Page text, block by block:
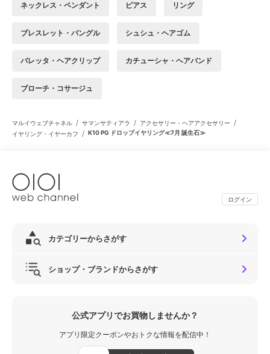
ネックレス・ペンダント ピアス リング
ブレスレット・バングル シュシュ・ヘアゴム
バレッタ・ヘアクリップ カチューシャ・ヘアバンド
ブローチ・コサージュ
マルイウェブチャネル / サマンサティアラ / アクセサリー・ヘアアクセサリー /
イヤリング・イヤーカフ / K10 PG ドロップイヤリング≪7月 誕生石≫
ログイン
カテゴリーからさがす
ショップ・ブランドからさがす
公式アプリでお買物しませんか？
アプリ限定クーポンやおトクな情報を配信中！